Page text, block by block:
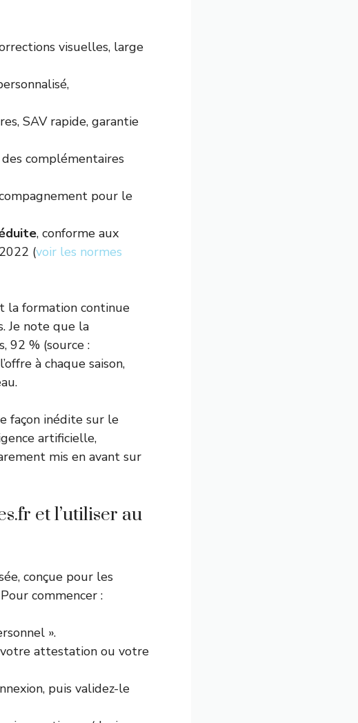
visuelles, large
SAV rapide, garantie
complémentaires
pour le
, conforme aux
(voir les normes
la formation continue
Je note que la
92 % (source :
à chaque saison,
façon inédite sur le
artificielle,
mis en avant sur
et l’utiliser au
conçue pour les
commencer :
».
votre attestation ou votre
puis validez-le